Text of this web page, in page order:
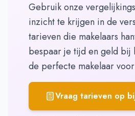
Gebruik onze
inzicht te krijgen in de
tarieven die makelaars
bespaar je tijd en geld bij
de perfecte makelaar
Vraag tarieven op